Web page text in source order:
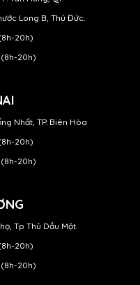
Long B, Thủ Đức.
20h)
(8h-20h)
Nhất, TP. Biên Hòa
20h)
(8h-20h)
Tp Thủ Dầu Một.
20h)
(8h-20h)